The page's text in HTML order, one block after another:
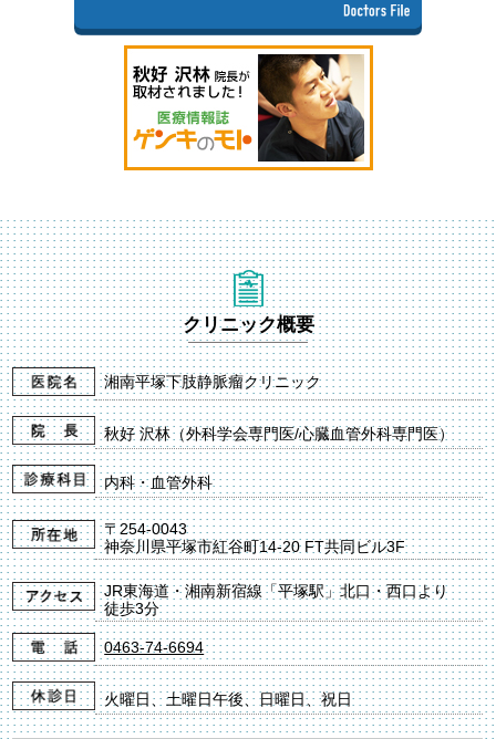
クリニック概要
湘南平塚下肢静脈瘤クリニック
秋好 沢林（外科学会専門医/心臓血管外科専門医）
内科・血管外科
〒254-0043
神奈川県平塚市紅谷町14-20 FT共同ビル3F
JR東海道・湘南新宿線「平塚駅」北口・西口より
徒歩3分
0463-74-6694
火曜日、土曜日午後、日曜日、祝日